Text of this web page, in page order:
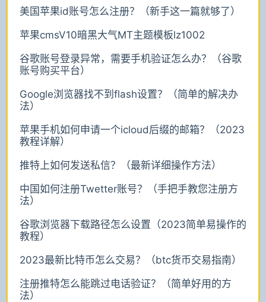
美国苹果id账号怎么注册？（新手这一篇就够了）
苹果cmsV10暗黑大气MT主题模板lz1002
谷歌账号登录异常，需要手机验证怎么办？（谷歌
账号购买平台）
Google浏览器找不到flash设置？（简单的解决办
法）
苹果手机如何申请一个icloud后缀的邮箱？（2023
教程详解）
推特上如何发送私信？（最新详细操作方法）
中国如何注册Twetter账号？（手把手教您注册方
法）
谷歌浏览器下载路径怎么设置（2023简单易操作的
教程）
2023最新比特币怎么交易？（btc货币交易指南）
注册推特怎么能跳过电话验证？（简单好用的方
法）